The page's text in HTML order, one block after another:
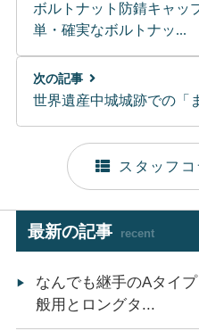
ボルトナット防錆キャッ
単・確実なボルトナッ...
次の記事
世界遺産中城城跡での「
スタッフ
最新の記事 recent
なんでも継手のAタイ
般用とロングタ...